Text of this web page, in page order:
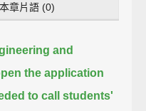
本章片語 (0)
and
the application
to call students'